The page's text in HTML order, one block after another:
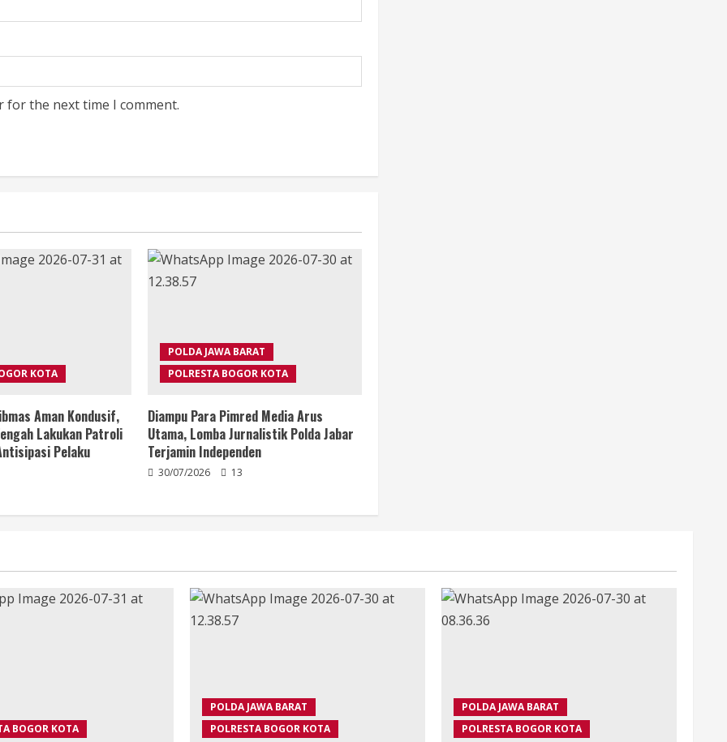
for the next time I comment.
KOTA
Aman Kondusif,
Lakukan Patroli
Pelaku
POLDA JAWA BARAT
POLRESTA BOGOR KOTA
Diampu Para Pimred Media Arus
Utama, Lomba Jurnalistik Polda Jabar
Terjamin Independen
30/07/2026 13
BOGOR KOTA
POLDA JAWA BARAT
POLRESTA BOGOR KOTA
POLDA JAWA BARAT
POLRESTA BOGOR KOTA